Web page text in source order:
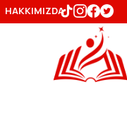
HAKKIMIZDA